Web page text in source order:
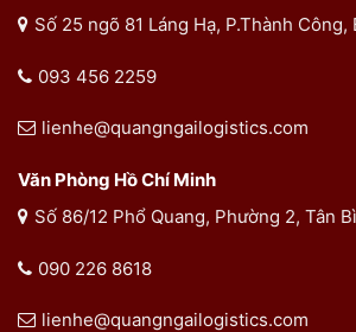
Số 25 ngõ 81 Láng Hạ, P.Thành
093 456 2259
lienhe@quangngailogistics.com
Văn Phòng Hồ Chí Minh
Số 86/12 Phổ Quang, Phường 2, Tân
090 226 8618
lienhe@quangngailogistics.com